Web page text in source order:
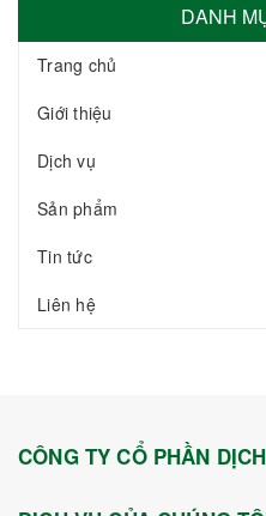
DANH
Trang chủ
Giới thiệu
Dịch vụ
Sản phẩm
Tin tức
Liên hệ
CÔNG TY CỔ PHẦN